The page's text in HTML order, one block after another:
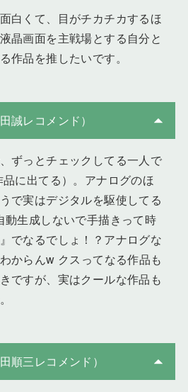
白くて、目がチカチカするほ
晶画面を主戦場とする自分と
作品を推したいです。
誠レコメンド）
ずっとチェックしてる一人で
に出てる）。アナログのほ
で実はデジタルを駆使してる
動生成しないで手描きって時
でなるでしょ！？アナログな
からんw クスってなる作品も
ですが、実はクールな作品も
順三レコメンド）